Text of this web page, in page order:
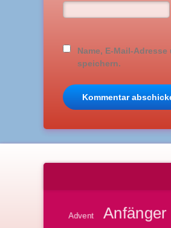
Name, E-Mail-
speichern.
Advent Anfänger